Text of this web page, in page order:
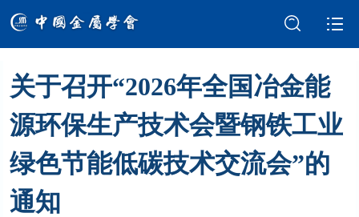
学会介绍 新闻中心
学术交流
关于召开“2026年全国冶金能
源环保生产技术会暨钢铁工业
绿色节能低碳技术交流会”的
通知